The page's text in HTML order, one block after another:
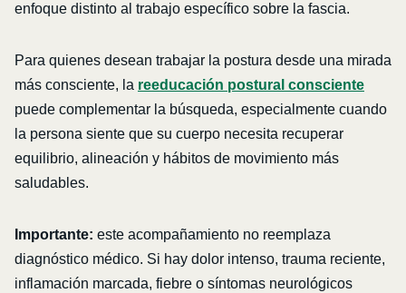
enfoque distinto al trabajo específico sobre la fascia.
Para quienes desean trabajar la postura desde una mirada
más consciente, la reeducación postural consciente
puede complementar la búsqueda, especialmente cuando
la persona siente que su cuerpo necesita recuperar
equilibrio, alineación y hábitos de movimiento más
saludables.
Importante: este acompañamiento no reemplaza
diagnóstico médico. Si hay dolor intenso, trauma reciente,
inflamación marcada, fiebre o síntomas neurológicos